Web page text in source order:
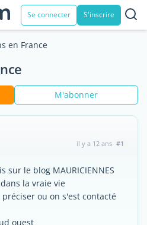
Se connecter S'inscrire
en France
M'abonner
il y a 12 ans #1
sur le blog MAURICIENNES
dans la vraie vie
ou on s'est contacté
ouest